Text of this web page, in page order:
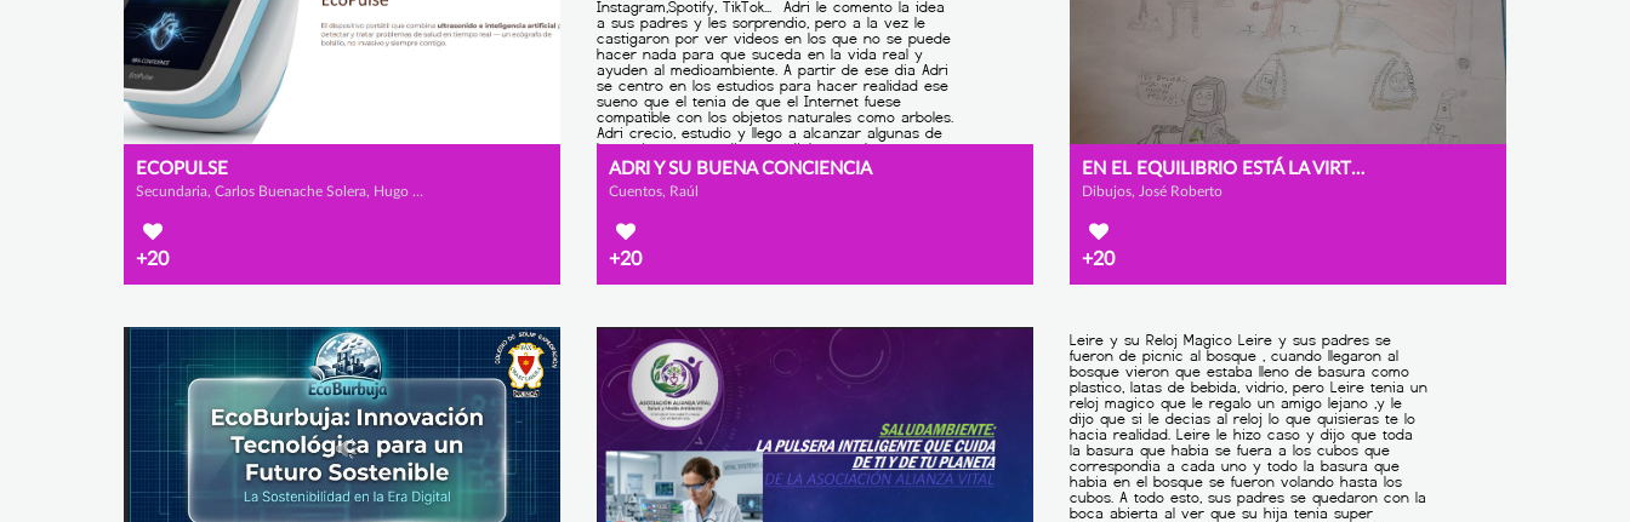
ECOPULSE
Secundaria, Carlos Buenache Solera, Hugo Martínez Campañá y Darío López Mateo
+20
ADRI Y SU BUENA CONCIENCIA
Cuentos, Raúl
+20
EN EL EQUILIBRIO ESTÁ LA VIRTUD
Dibujos, José Roberto
+20